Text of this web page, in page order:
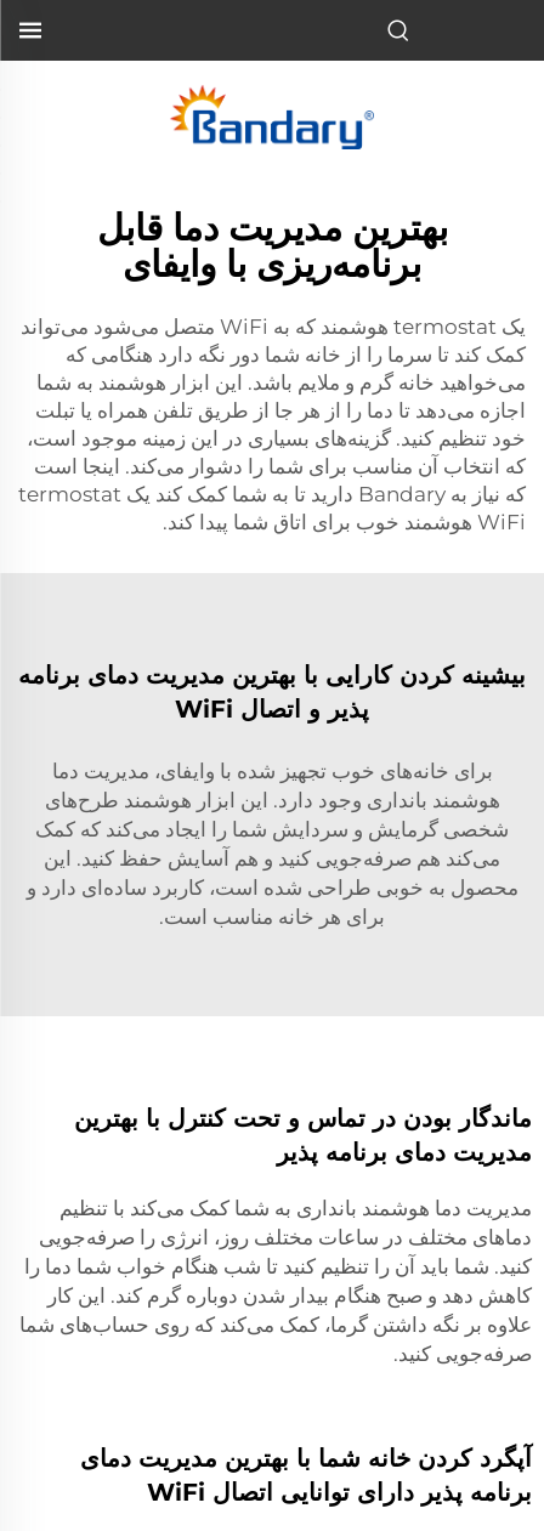
بهترین مدیریت دما قابل
برنامه‌ریزی با وایفای
یک termostat هوشمند که به WiFi متصل می‌شود می‌تواند
کمک کند تا سرما را از خانه شما دور نگه دارد هنگامی که
می‌خواهید خانه گرم و ملایم باشد. این ابزار هوشمند به شما
اجازه می‌دهد تا دما را از هر جا از طریق تلفن همراه یا تبلت
خود تنظیم کنید. گزینه‌های بسیاری در این زمینه موجود است،
که انتخاب آن مناسب برای شما را دشوار می‌کند. اینجا است
که نیاز به Bandary دارید تا به شما کمک کند یک termostat
WiFi هوشمند خوب برای اتاق شما پیدا کند.
بیشینه کردن کارایی با بهترین مدیریت دمای برنامه
پذیر و اتصال WiFi
برای خانه‌های خوب تجهیز شده با وایفای، مدیریت دما
هوشمند بانداری وجود دارد. این ابزار هوشمند طرح‌های
شخصی گرمایش و سردایش شما را ایجاد می‌کند که کمک
می‌کند هم صرفه‌جویی کنید و هم آسایش حفظ کنید. این
محصول به خوبی طراحی شده است، کاربرد ساده‌ای دارد و
برای هر خانه مناسب است.
ماندگار بودن در تماس و تحت کنترل با بهترین
مدیریت دمای برنامه پذیر
مدیریت دما هوشمند بانداری به شما کمک می‌کند با تنظیم
دماهای مختلف در ساعات مختلف روز، انرژی را صرفه‌جویی
کنید. شما باید آن را تنظیم کنید تا شب هنگام خواب شما دما را
کاهش دهد و صبح هنگام بیدار شدن دوباره گرم کند. این کار
علاوه بر نگه داشتن گرما، کمک می‌کند که روی حساب‌های شما
صرفه‌جویی کنید.
آپگرد کردن خانه شما با بهترین مدیریت دمای
برنامه پذیر دارای توانایی اتصال WiFi